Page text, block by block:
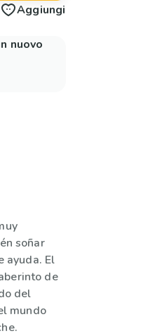
Aggiungi
nuovo
soñar
ayuda. El
de
del
mundo